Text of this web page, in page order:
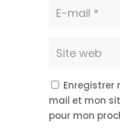
Enregistrer
mail et mon
pour mon